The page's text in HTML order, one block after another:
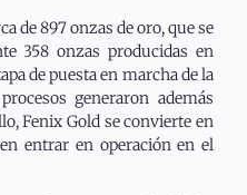
de 897 onzas de oro, que se
358 onzas producidas en
de puesta en marcha de la
generaron además
Fenix Gold se convierte en
entrar en operación en el